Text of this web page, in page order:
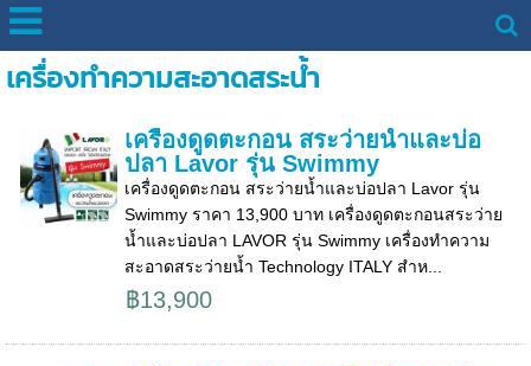
เครื่องทำความสะอาดสระน้ำ
เครื่องดูดตะกอน สระว่ายน้ำและบ่อ
ปลา Lavor รุ่น Swimmy
เครื่องดูดตะกอน สระว่ายน้ำและบ่อปลา Lavor รุ่น
Swimmy ราคา 13,900 บาท เครื่องดูดตะกอนสระว่าย
น้ำและบ่อปลา LAVOR รุ่น Swimmy เครื่องทำความ
สะอาดสระว่ายน้ำ Technology ITALY สำห...
฿13,900